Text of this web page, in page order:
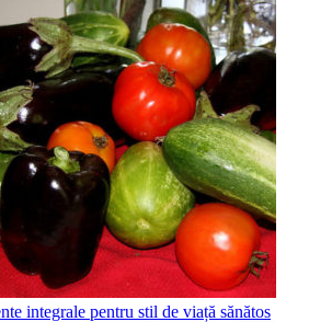
integrale pentru stil de viață sănătos